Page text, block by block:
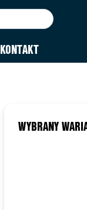
KONTAKT
WYBRANY